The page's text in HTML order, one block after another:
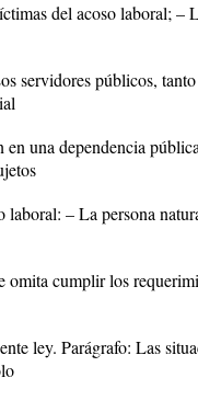
del acoso laboral; –
servidores públicos,
en una dependencia
laboral: – La persona
omita cumplir los
ley. Parágrafo: Las